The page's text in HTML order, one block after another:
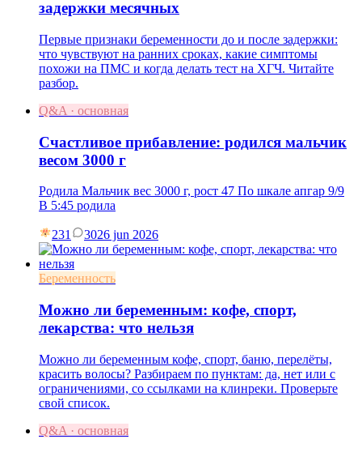
задержки месячных
Первые признаки беременности до и после задержки:
что чувствуют на ранних сроках, какие симптомы
похожи на ПМС и когда делать тест на ХГЧ. Читайте
разбор.
Q&A · основная
Счастливое прибавление: родился мальчик
весом 3000 г
Родила Мальчик вес 3000 г, рост 47 По шкале апгар 9/9
В 5:45 родила
231 3026 jun 2026
Беременность
Можно ли беременным: кофе, спорт,
лекарства: что нельзя
Можно ли беременным кофе, спорт, баню, перелёты,
красить волосы? Разбираем по пунктам: да, нет или с
ограничениями, со ссылками на клинреки. Проверьте
свой список.
Q&A · основная